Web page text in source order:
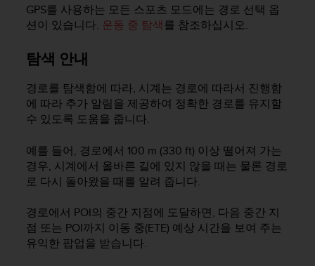
GPS를 사용하는 모든 스포츠 모드에는 경로 선택 옵
션이 있습니다. 운동 중 탐색를 참조하십시오.
탐색 안내
경로를 탐색함에 따라, 시계는 경로에 따라서 진행함
에 따라 추가 알림을 제공하여 정확한 경로를 유지할
수 있도록 도움을 줍니다.
예를 들어, 경로에서 100 m (330 ft) 이상 떨어져 가는
경우, 시계에서 올바른 길에 있지 않을 때는 물론 경로
로 다시 돌아왔을 때를 알려 줍니다.
경로에서 POI의 중간 지점에 도달하면, 다음 중간 지
점 또는 POI까지 이동 중(ETE) 예상 시간을 보여 주는
유익한 팝업을 받습니다.